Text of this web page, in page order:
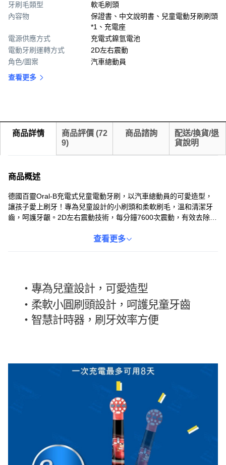
牙刷毛類型
軟毛刷頭
內容物
保證書、中文說明書、兒童電動牙刷刷頭
*1、充電座
電源供應方式
充電式鎳氫電池
電動牙刷運轉方式
2D左右震動
角色/圖案
汽車總動員
查看更多
商品詳情 商品評價 (72
9)
商品諮詢
配送/換貨/退
貨說明
商品概述
德國百靈Oral-B充電式兒童電動牙刷，以汽車總動員的可愛造型，
讓孩子愛上刷牙！專為兒童設計的小刷頭和柔軟刷毛，溫和清潔牙
齒，呵護牙齦。2D左右震動技術，每分鐘7600次震動，有效去除牙
長達8天，方便又省心。搭配迪士尼Magic Timer APP，讓刷牙變得
查看更多
・ 專為兒童設計，可愛造型
・ 柔軟小圓刷頭設計，呵護兒童牙齒
・ 智慧計時器，刷牙效率方便